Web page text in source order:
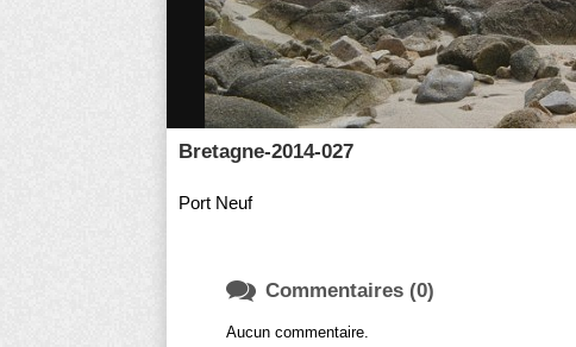
Bretagne-2014-027
Port Neuf
 Commentaires (0)
Aucun commentaire.